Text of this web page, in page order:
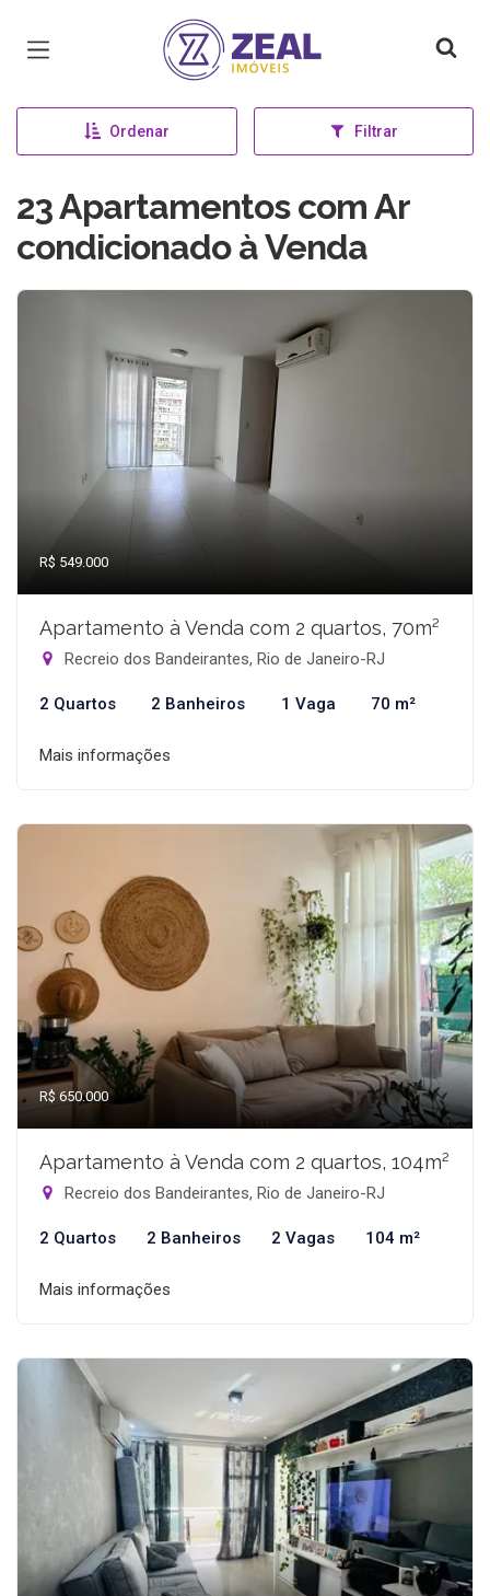
Página inicial
Ordenar Filtrar
23 Apartamentos com Ar
condicionado à Venda
R$ 549.000
Apartamento à Venda com 2 quartos, 70m²
Recreio dos Bandeirantes, Rio de Janeiro-RJ
2 Quartos 2 Banheiros 1 Vaga 70 m²
Mais informações
R$ 650.000
Apartamento à Venda com 2 quartos, 104m²
Recreio dos Bandeirantes, Rio de Janeiro-RJ
2 Quartos 2 Banheiros 2 Vagas 104 m²
Mais informações